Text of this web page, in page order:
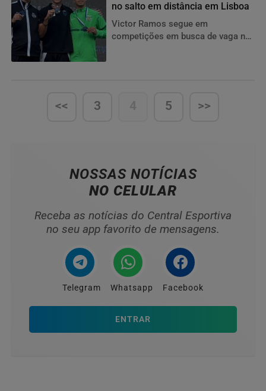
no salto em distância em Lisboa
Victor Ramos segue em
competições em busca de vaga no
<< 3 4 5 >>
NOSSAS NOTÍCIAS
NO CELULAR
Receba as notícias do Central Esportiva
no seu app favorito de mensagens.
Telegram Whatsapp Facebook
ENTRAR